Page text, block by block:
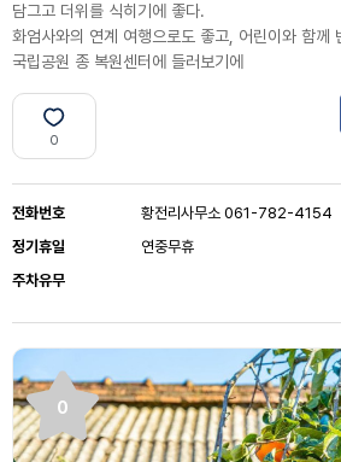
담그고 더위를 식히기에 좋다.
화엄사와의 연계 여행으로도 좋고, 어린이와 함께
국립공원 종 복원센터에 들러보기에
0
전화번호
황전리사무소 061-782-4154
정기휴일
연중무휴
주차유무
0